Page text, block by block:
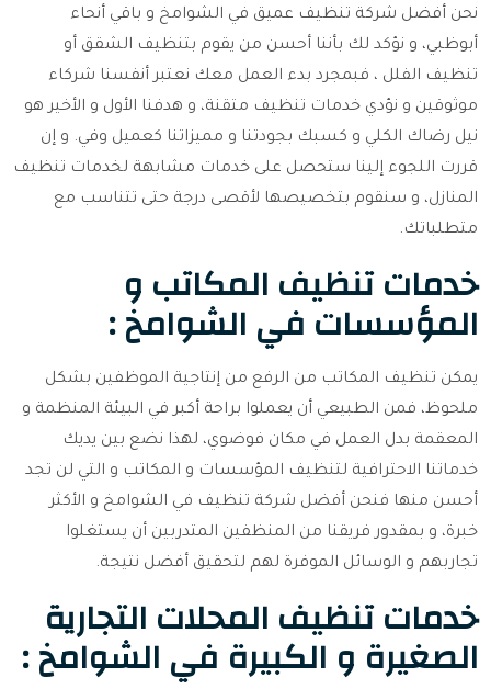
نحن أفضل شركة تنظيف عميق في الشوامخ و باقي أنحاء
أبوظبي، و نؤكد لك بأننا أحسن من يقوم بتنظيف الشقق أو
تنظيف الفلل ، فبمجرد بدء العمل معك نعتبر أنفسنا شركاء
موثوقين و نؤدي خدمات تنظيف متقنة، و هدفنا الأول و الأخير هو
نيل رضاك الكلي و كسبك بجودتنا و مميزاتنا كعميل وفي. و إن
قررت اللجوء إلينا ستحصل على خدمات مشابهة لخدمات تنظيف
المنازل، و سنقوم بتخصيصها لأقصى درجة حتى تتناسب مع
متطلباتك.
خدمات تنظيف المكاتب و
المؤسسات في الشوامخ :
يمكن تنظيف المكاتب من الرفع من إنتاجية الموظفين بشكل
ملحوظ، فمن الطبيعي أن يعملوا براحة أكبر في البيئة المنظمة و
المعقمة بدل العمل في مكان فوضوي، لهذا نضع بين يديك
خدماتنا الاحترافية لتنظيف المؤسسات و المكاتب و التي لن تجد
أحسن منها فنحن أفضل شركة تنظيف في الشوامخ و الأكثر
خبرة، و بمقدور فريقنا من المنظفين المتدربين أن يستغلوا
تجاربهم و الوسائل الموفرة لهم لتحقيق أفضل نتيجة.
خدمات تنظيف المحلات التجارية
الصغيرة و الكبيرة في الشوامخ :